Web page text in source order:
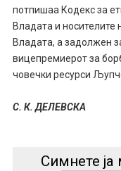
потпишаа Кодекс за
Владата и носителите
Владата, а задолжен
вицепремиерот за
човечки ресурси
С. К. ДЕЛЕВСКА
Симнете ја